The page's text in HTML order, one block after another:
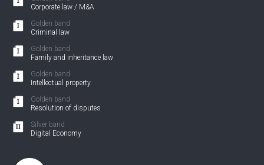
Corporate law / M&A
Golden band
Criminal law
Golden band
Family and inheritance law
Golden band
Intellectual property
Golden band
Resolution of disputes
Silver band
Digital Economy